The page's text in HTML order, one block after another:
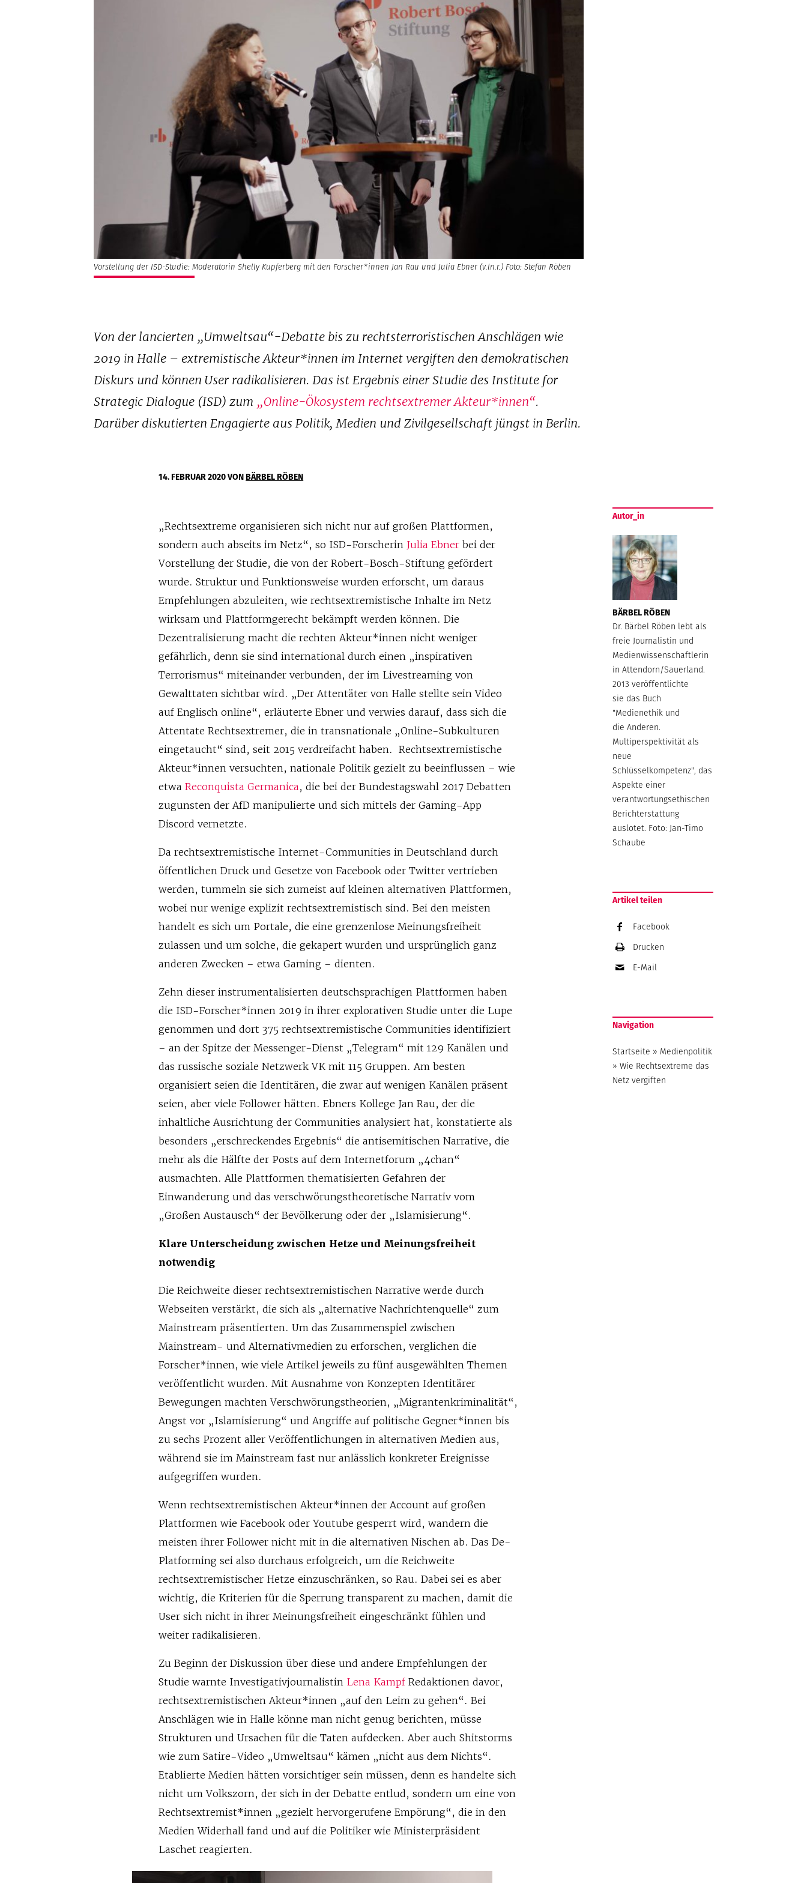
Vorstellung der ISD-Studie: Moderatorin Shelly Kupferberg mit den Forscher*innen Jan Rau und Julia Ebner (v.ln.r.) Foto: Stefan Röben
Von der lancierten „Umweltsau“-Debatte bis zu rechtsterroristischen Anschlägen wie
2019 in Halle – extremistische Akteur*innen im Internet vergiften den demokratischen
Diskurs und können User radikalisieren. Das ist Ergebnis einer Studie des Institute for
Strategic Dialogue (ISD) zum „Online-Ökosystem rechtsextremer Akteur*innen“.
Darüber diskutierten Engagierte aus Politik, Medien und Zivilgesellschaft jüngst in Berlin.
14. FEBRUAR 2020VON BÄRBEL RÖBEN
„Rechtsextreme organisieren sich nicht nur auf großen Plattformen,
sondern auch abseits im Netz“, so ISD-Forscherin Julia Ebner bei der
Vorstellung der Studie, die von der Robert-Bosch-Stiftung gefördert
wurde. Struktur und Funktionsweise wurden erforscht, um daraus
Empfehlungen abzuleiten, wie rechtsextremistische Inhalte im Netz
wirksam und Plattformgerecht bekämpft werden können. Die
Dezentralisierung macht die rechten Akteur*innen nicht weniger
gefährlich, denn sie sind international durch einen „inspirativen
Terrorismus“ miteinander verbunden, der im Livestreaming von
Gewalttaten sichtbar wird. „Der Attentäter von Halle stellte sein Video
auf Englisch online“, erläuterte Ebner und verwies darauf, dass sich die
Attentate Rechtsextremer, die in transnationale „Online-Subkulturen
eingetaucht“ sind, seit 2015 verdreifacht haben. Rechtsextremistische
Akteur*innen versuchten, nationale Politik gezielt zu beeinflussen – wie
etwaReconquista Germanica , die bei der Bundestagswahl 2017 Debatten
zugunsten der AfD manipulierte und sich mittels der Gaming-App
Discord vernetzte.
Da rechtsextremistische Internet-Communities in Deutschland durch
öffentlichen Druck und Gesetze von Facebook oder Twitter vertrieben
werden, tummeln sie sich zumeist auf kleinen alternativen Plattformen,
wobei nur wenige explizit rechtsextremistisch sind. Bei den meisten
handelt es sich um Portale, die eine grenzenlose Meinungsfreiheit
zulassen und um solche, die gekapert wurden und ursprünglich ganz
anderen Zwecken – etwa Gaming – dienten.
Zehn dieser instrumentalisierten deutschsprachigen Plattformen haben
die ISD-Forscher*innen 2019 in ihrer explorativen Studie unter die Lupe
genommen und dort 375 rechtsextremistische Communities identifiziert
– an der Spitze der Messenger-Dienst „Telegram“ mit 129 Kanälen und
das russische soziale Netzwerk VK mit 115 Gruppen. Am besten
organisiert seien die Identitären, die zwar auf wenigen Kanälen präsent
seien, aber viele Follower hätten. Ebners Kollege Jan Rau, der die
inhaltliche Ausrichtung der Communities analysiert hat, konstatierte als
besonders „erschreckendes Ergebnis“ die antisemitischen Narrative, die
mehr als die Hälfte der Posts auf dem Internetforum „4chan“
ausmachten. Alle Plattformen thematisierten Gefahren der
Einwanderung und das verschwörungstheoretische Narrativ vom
„Großen Austausch“ der Bevölkerung oder der „Islamisierung“.
Klare Unterscheidung zwischen Hetze und Meinungsfreiheit
notwendig
Die Reichweite dieser rechtsextremistischen Narrative werde durch
Webseiten verstärkt, die sich als „alternative Nachrichtenquelle“ zum
Mainstream präsentierten. Um das Zusammenspiel zwischen
Mainstream- und Alternativmedien zu erforschen, verglichen die
Forscher*innen, wie viele Artikel jeweils zu fünf ausgewählten Themen
veröffentlicht wurden. Mit Ausnahme von Konzepten Identitärer
Bewegungen machten Verschwörungstheorien, „Migrantenkriminalität“,
Angst vor „Islamisierung“ und Angriffe auf politische Gegner*innen bis
zu sechs Prozent aller Veröffentlichungen in alternativen Medien aus,
während sie im Mainstream fast nur anlässlich konkreter Ereignisse
aufgegriffen wurden.
Wenn rechtsextremistischen Akteur*innen der Account auf großen
Plattformen wie Facebook oder Youtube gesperrt wird, wandern die
meisten ihrer Follower nicht mit in die alternativen Nischen ab. Das De-
Platforming sei also durchaus erfolgreich, um die Reichweite
rechtsextremistischer Hetze einzuschränken, so Rau. Dabei sei es aber
wichtig, die Kriterien für die Sperrung transparent zu machen, damit die
User sich nicht in ihrer Meinungsfreiheit eingeschränkt fühlen und
weiter radikalisieren.
Zu Beginn der Diskussion über diese und andere Empfehlungen der
Studie warnte Investigativjournalistin Lena Kampf Redaktionen davor,
rechtsextremistischen Akteur*innen „auf den Leim zu gehen“. Bei
Anschlägen wie in Halle könne man nicht genug berichten, müsse
Strukturen und Ursachen für die Taten aufdecken. Aber auch Shitstorms
wie zum Satire-Video „Umweltsau“ kämen „nicht aus dem Nichts“.
Etablierte Medien hätten vorsichtiger sein müssen, denn es handelte sich
nicht um Volkszorn, der sich in der Debatte entlud, sondern um eine von
Rechtsextremist*innen „gezielt hervorgerufene Empörung“, die in den
Medien Widerhall fand und auf die Politiker wie Ministerpräsident
Laschet reagierten.
Autor_in
BÄRBEL RÖBEN
Dr. Bärbel Röben lebt als
freie Journalistin und
Medienwissenschaftlerin
in Attendorn/Sauerland.
2013 veröffentlichte
sie das Buch
"Medienethik und
die Anderen.
Multiperspektivität als
neue
Schlüsselkompetenz", das
Aspekte einer
verantwortungsethischen
Berichterstattung
auslotet. Foto: Jan-Timo
Schaube
Artikel teilen
Facebook
Drucken
E-Mail
Navigation
Startseite » Medienpolitik
»Wie Rechtsextreme das
Netz vergiften